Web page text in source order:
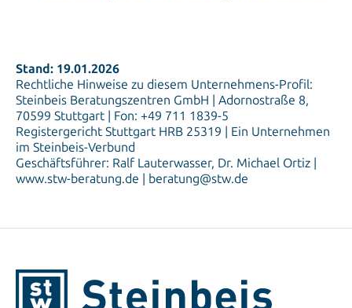
Stand: 19.01.2026
Rechtliche Hinweise zu diesem Unternehmens-Profil:
Steinbeis Beratungszentren GmbH | Adornostraße 8,
70599 Stuttgart | Fon: +49 711 1839-5
Registergericht Stuttgart HRB 25319 | Ein Unternehmen
im Steinbeis-Verbund
Geschäftsführer: Ralf Lauterwasser, Dr. Michael Ortiz |
www.stw-beratung.de | beratung@stw.de